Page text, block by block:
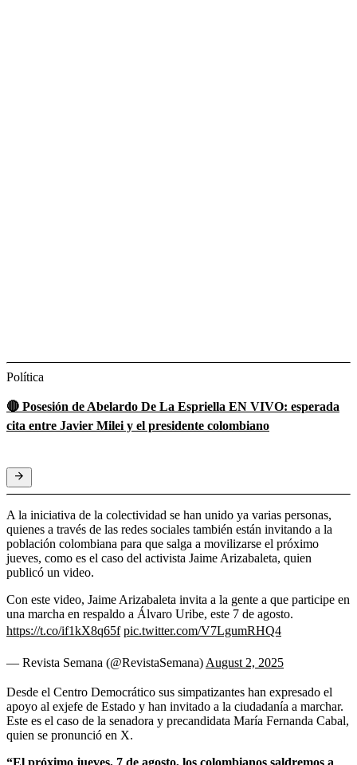
Política
🔴 Posesión de Abelardo De La Espriella EN VIVO: esperada
cita entre Javier Milei y el presidente colombiano
A la iniciativa de la colectividad se han unido ya varias personas,
quienes a través de las redes sociales también están invitando a la
población colombiana para que salga a movilizarse el próximo
jueves, como es el caso del activista Jaime Arizabaleta, quien
publicó un video.
Con este video, Jaime Arizabaleta invita a la gente a que participe en
una marcha en respaldo a Álvaro Uribe, este 7 de agosto.
https://t.co/if1kX8q65f pic.twitter.com/V7LgumRHQ4
— Revista Semana (@RevistaSemana) August 2, 2025
Desde el Centro Democrático sus simpatizantes han expresado el
apoyo al exjefe de Estado y han invitado a la ciudadanía a marchar.
Este es el caso de la senadora y precandidata María Fernanda Cabal,
quien se pronunció en X.
“El próximo jueves, 7 de agosto, los colombianos saldremos a